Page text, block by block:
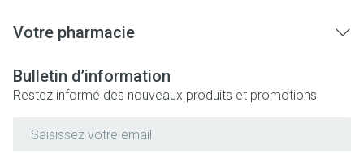
Votre pharmacie
Bulletin d’information
Restez informé des nouveaux produits et promotions